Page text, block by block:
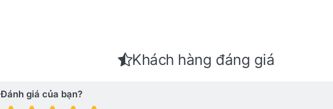
Khách hàng đáng giá
Đánh giá của bạn?